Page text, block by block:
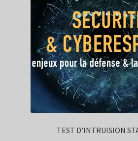
TEST D’INTRUISION